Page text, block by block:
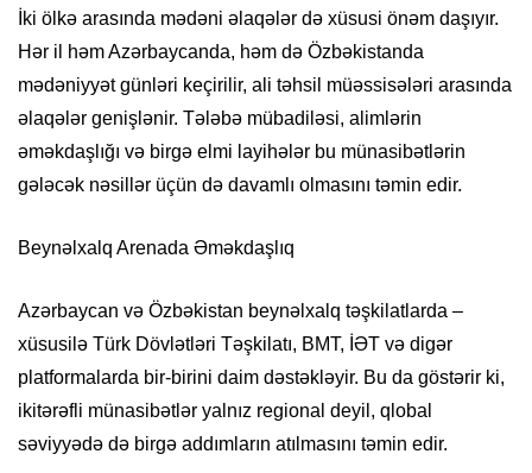
İki ölkə arasında mədəni əlaqələr də xüsusi önəm daşıyır.
Hər il həm Azərbaycanda, həm də Özbəkistanda
mədəniyyət günləri keçirilir, ali təhsil müəssisələri arasında
əlaqələr genişlənir. Tələbə mübadiləsi, alimlərin
əməkdaşlığı və birgə elmi layihələr bu münasibətlərin
gələcək nəsillər üçün də davamlı olmasını təmin edir.
Beynəlxalq Arenada Əməkdaşlıq
Azərbaycan və Özbəkistan beynəlxalq təşkilatlarda –
xüsusilə Türk Dövlətləri Təşkilatı, BMT, İƏT və digər
platformalarda bir-birini daim dəstəkləyir. Bu da göstərir ki,
ikitərəfli münasibətlər yalnız regional deyil, qlobal
səviyyədə də birgə addımların atılmasını təmin edir.